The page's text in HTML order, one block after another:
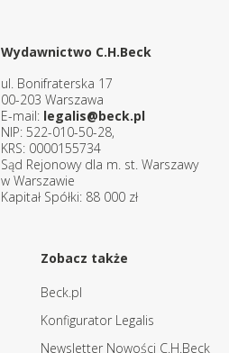
Wydawnictwo C.H.Beck
ul. Bonifraterska 17
00-203 Warszawa
E-mail: legalis@beck.pl
NIP: 522-010-50-28,
KRS: 0000155734
Sąd Rejonowy dla m. st. Warszawy
w Warszawie
Kapitał Spółki: 88 000 zł
Zobacz także
Beck.pl
Konfigurator Legalis
Newsletter Nowości C.H.Beck